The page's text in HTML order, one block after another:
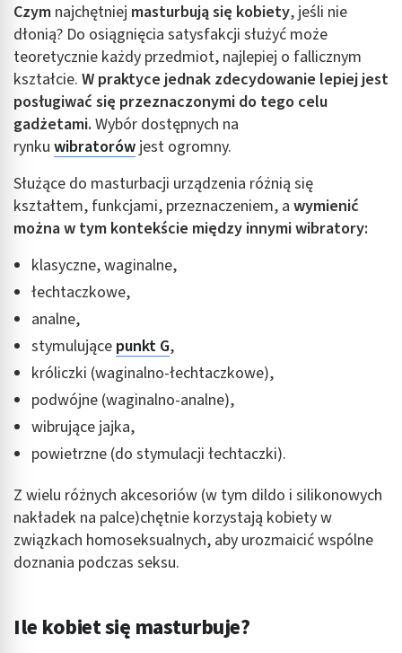
Czym najchętniej masturbują się kobiety, jeśli nie
dłonią? Do osiągnięcia satysfakcji służyć może
teoretycznie każdy przedmiot, najlepiej o fallicznym
kształcie. W praktyce jednak zdecydowanie lepiej jest
posługiwać się przeznaczonymi do tego celu
gadżetami.Wybór dostępnych na
rynku wibratorów jest ogromny.
Służące do masturbacji urządzenia różnią się
kształtem, funkcjami, przeznaczeniem, a wymienić
można w tym kontekście między innymi wibratory:
klasyczne, waginalne,
łechtaczkowe,
analne,
stymulujące punkt G,
króliczki (waginalno-łechtaczkowe),
podwójne (waginalno-analne),
wibrujące jajka,
powietrzne (do stymulacji łechtaczki).
Z wielu różnych akcesoriów (w tym dildo i silikonowych
nakładek na palce)chętnie korzystają kobiety w
związkach homoseksualnych, aby urozmaicić wspólne
doznania podczas seksu.
Ile kobiet się masturbuje?